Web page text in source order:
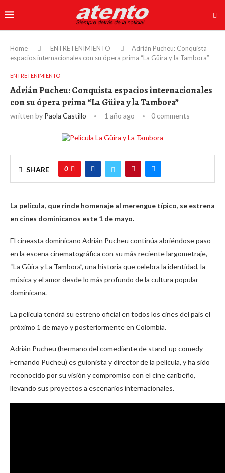
Home ENTRETENIMIENTO
Adrián Pucheu: Conquista
espacios internacionales con su ópera prima “La Güira y la Tambora”
ENTRETENIMIENTO
Adrián Pucheu: Conquista espacios internacionales
con su ópera prima “La Güira y la Tambora”
written by Paola Castillo 1 año ago 0 comments
SHARE 0
La película, que rinde homenaje al merengue típico, se estrena
en cines dominicanos este 1 de mayo.
El cineasta dominicano Adrián Pucheu continúa abriéndose paso
en la escena cinematográfica con su más reciente largometraje,
“La Güira y La Tambora”, una historia que celebra la identidad, la
música y el amor desde lo más profundo de la cultura popular
dominicana.
La película tendrá su estreno oficial en todos los cines del país el
próximo 1 de mayo y posteriormente en Colombia.
Adrián Pucheu (hermano del comediante de stand-up comedy
Fernando Pucheu) es guionista y director de la película, y ha sido
reconocido por su visión y compromiso con el cine caribeño,
llevando sus proyectos a escenarios internacionales.